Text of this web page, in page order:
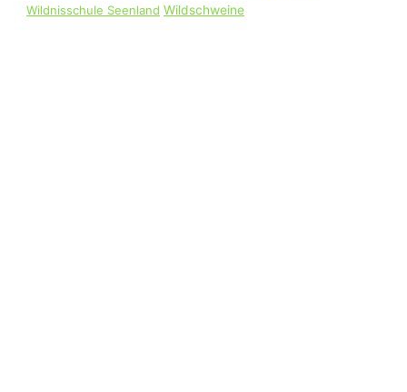
Wildnisschule Seenland Wildschweine